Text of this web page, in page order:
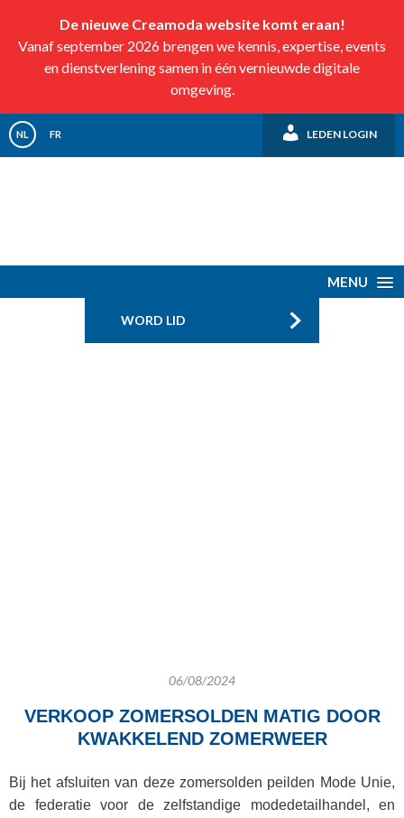
De nieuwe Creamoda website komt eraan!
Vanaf september 2026 brengen we kennis, expertise, events
en dienstverlening samen in één vernieuwde digitale
omgeving.
NL FR LEDEN LOGIN
MENU
WORD LID
06/08/2024
VERKOOP ZOMERSOLDEN MATIG DOOR
KWAKKELEND ZOMERWEER
Bij het afsluiten van deze zomersolden peilden Mode Unie,
de federatie voor de zelfstandige modedetailhandel, en